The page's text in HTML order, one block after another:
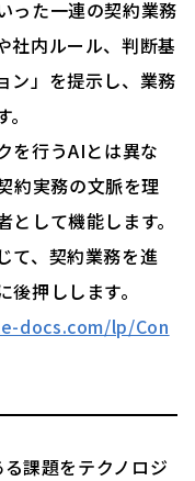
った一連の契約業務
社内ルール、判断基
ン」を提示し、業務
を行うAIとは異な
約実務の文脈を理
して機能します。
て、契約業務を進
押しします。
docs.com/lp/Con
課題をテクノロジ